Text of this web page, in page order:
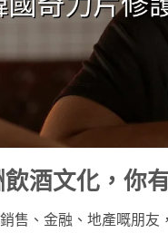
酒文化，你
售、金融、地產嘅朋